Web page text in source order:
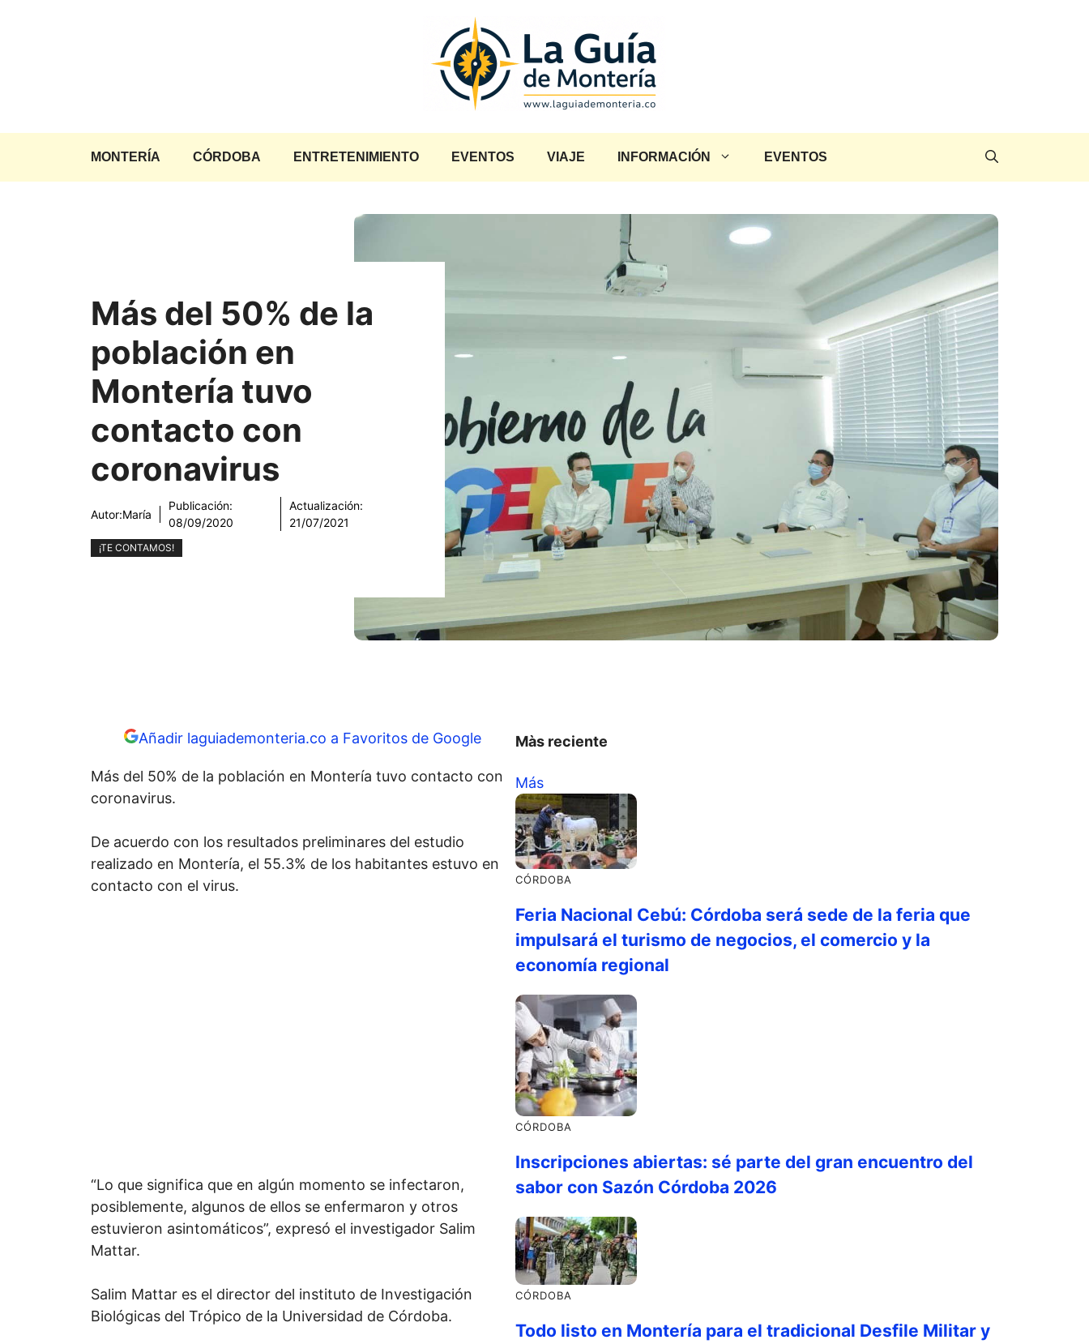
MONTERÍA CÓRDOBA ENTRETENIMIENTO EVENTOS VIAJE INFORMACIÓN EVENTOS
Más del 50% de la
población en
Montería tuvo
contacto con
coronavirus
Autor:María
Publicación:
08/09/2020
Actualización:
21/07/2021
¡TE CONTAMOS!
Añadir laguiademonteria.co a Favoritos de Google
Más del 50% de la población en Montería tuvo contacto con
coronavirus.
De acuerdo con los resultados preliminares del estudio
realizado en Montería, el 55.3% de los habitantes estuvo en
contacto con el virus.
“Lo que significa que en algún momento se infectaron,
posiblemente, algunos de ellos se enfermaron y otros
estuvieron asintomáticos”, expresó el investigador Salim
Mattar.
Salim Mattar es el director del instituto de Investigación
Biológicas del Trópico de la Universidad de Córdoba.
Màs reciente
Más
CÓRDOBA
Feria Nacional Cebú: Córdoba será sede de la feria que
impulsará el turismo de negocios, el comercio y la
economía regional
CÓRDOBA
Inscripciones abiertas: sé parte del gran encuentro del
sabor con Sazón Córdoba 2026
CÓRDOBA
Todo listo en Montería para el tradicional Desfile Militar y